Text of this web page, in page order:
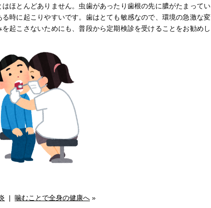
ほとんどありません。虫歯があったり歯根の先に膿がたまってい
時に起こりやすいです。歯はとても敏感なので、環境の急激な変
起こさないためにも、普段から定期検診を受けることをお勧めし
| 噛むことで全身の健康へ »